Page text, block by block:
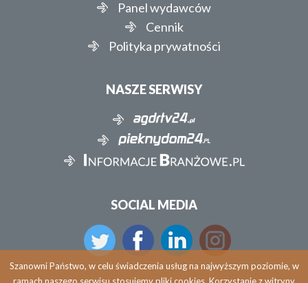
Panel wydawców
Cennik
Polityka prywatności
NASZE SERWISY
SOCIAL MEDIA
Szanowni Państwo, w celu świadczenia usług na najwyższym poziomie, w